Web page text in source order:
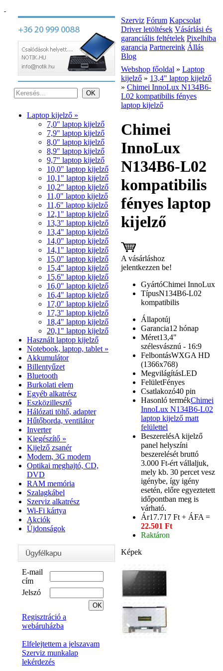
Laptop kijelző »
7,0" laptop kijelző
7,9" laptop kijelző
8,0" laptop kijelző
8,9" laptop kijelző
9,7" laptop kijelző
10,0" laptop kijelző
10,1" laptop kijelző
10,2" laptop kijelző
11,0" laptop kijelző
11,6" laptop kijelző
12,1" laptop kijelző
13,3" laptop kijelző
13,4" laptop kijelző
14,0" laptop kijelző
14,1" laptop kijelző
15,0" laptop kijelző
15,4" laptop kijelző
15,6" laptop kijelző
16,0" laptop kijelző
16,4" laptop kijelző
17,0" laptop kijelző
17,3" laptop kijelző
18,4" laptop kijelző
20,1" laptop kijelző
Használt laptop kijelző
Notebook, laptop, tablet »
Akkumulátor
Billentyűzet
Bluetooth
Burkolati elem
Egyéb alkatrész
Eszközillesztő
Hálózati töltő, adapter
Hűtőborda, ventilátor
Inverter
Kiegészítő »
Kijelző zsanér
Modem, 3G modem
Optikai meghajtó, CD,
DVD
RAM memória
Szalagkábel
Szerviz alkatrész
Wi-Fi kártya
Akciók
Újdonságok
E-mail
cím
Jelszó
Regisztráció a
webáruházba
Elfelejtettem a jelszavam
Szerviz munkalap
lekérdezés
Szerviz Fórum Kapcsolat
Driver letöltések Vásárlási és
garanciális feltételek Pixelhiba
garancia Partnereink Állás
Blog
Webshop főoldal » Laptop
kijelző » 13,4" laptop kijelző
» Chimei InnoLux N134B6-
L02 kompatibilis fényes
laptop kijelző
Chimei
InnoLux
N134B6-L02
kompatibilis
fényes laptop
kijelző
A vásárláshoz
jelentkezzen be!
GyártóChimei InnoLux
TípusN134B6-L02
kompatibilis
Állapotúj
Garancia12 hónap
Méret13,4"
szélesvásznú - 16:9
FelbontásWXGA HD
(1366x768)
MegvilágításLED
FelületFényes
Csatlakozó40 pin
Hasonló termékChimei
InnoLux N134B6-L02
laptop kijelző matt
felülettel
BeszerelésA kijelző
panel helyszíni
beszerelését bruttó
3.000 Ft-ért vállaljuk,
mely kb. 30 percet vesz
igénybe, így igény
esetén, előre egyeztetett
időpontban meg is
várható.
Ár17.717 Ft + ÁFA =
22.501 Ft
Raktáron
Képek